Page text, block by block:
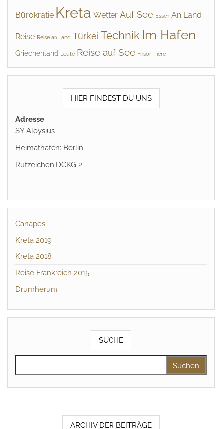
Bürokratie Kreta Wetter Auf See Essen An Land
Reise Reise an Land Türkei Technik Im Hafen
Griechenland Leute Reise auf See Frisör Tiere
HIER FINDEST DU UNS
Adresse
SY Aloysius
Heimathafen: Berlin
Rufzeichen DCKG 2
Canapes
Kreta 2019
Kreta 2018
Reise Frankreich 2015
Drumherum
SUCHE
ARCHIV DER BEITRÄGE